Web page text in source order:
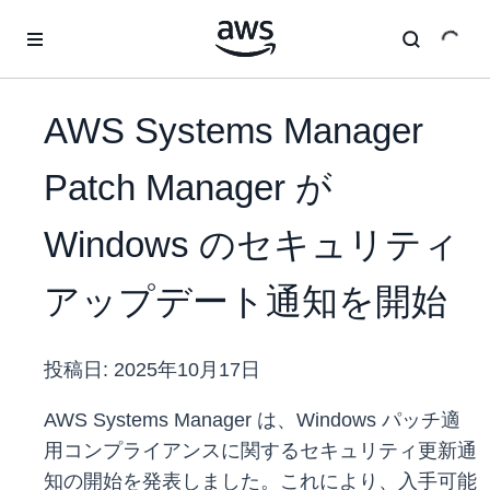
AWS Systems Manager
Patch Manager が
Windows のセキュリティ
アップデート通知を開始
投稿日: 2025年10月17日
AWS Systems Manager は、Windows パッチ適
用コンプライアンスに関するセキュリティ更新通
知の開始を発表しました。これにより、入手可能